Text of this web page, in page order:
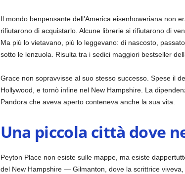
Il mondo benpensante dell’America eisenhoweriana non
rifiutarono di acquistarlo. Alcune librerie si rifiutarono di
Ma più lo vietavano, più lo leggevano: di nascosto,
sotto le lenzuola. Risulta tra i sedici maggiori bestseller
Grace non sopravvisse al suo stesso successo. Spese il
Hollywood, e tornò infine nel New Hampshire. La
Pandora che aveva aperto conteneva anche la sua vita.
Una piccola città dove
Peyton Place non esiste sulle mappe, ma esiste
del New Hampshire — Gilmanton, dove la scrittrice